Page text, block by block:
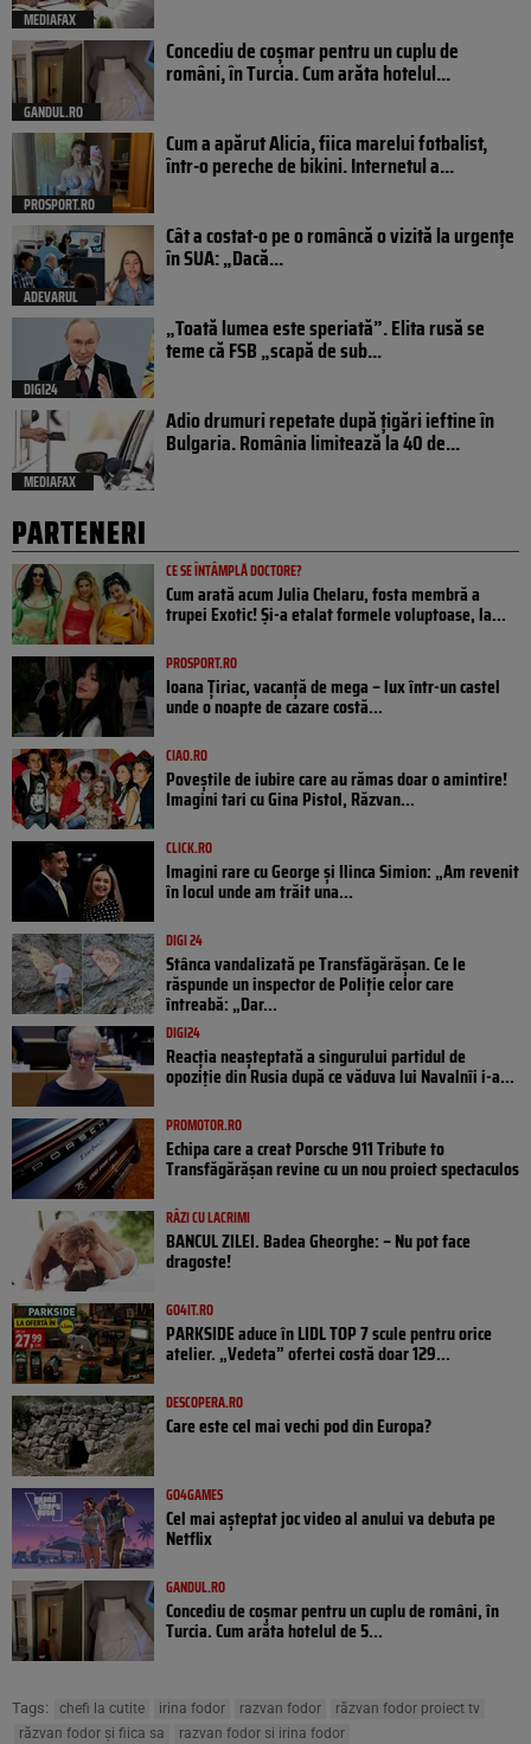
MEDIAFAX
GANDUL.RO
Concediu de coșmar pentru un cuplu de
români, în Turcia. Cum arăta hotelul...
PROSPORT.RO
Cum a apărut Alicia, fiica marelui fotbalist,
într-o pereche de bikini. Internetul a...
ADEVARUL
Cât a costat-o pe o româncă o vizită la urgențe
în SUA: „Dacă...
DIGI24
„Toată lumea este speriată”. Elita rusă se
teme că FSB „scapă de sub...
MEDIAFAX
Adio drumuri repetate după țigări ieftine în
Bulgaria. România limitează la 40 de...
PARTENERI
CE SE ÎNTÂMPLĂ DOCTORE?
Cum arată acum Julia Chelaru, fosta membră a
trupei Exotic! Și-a etalat formele voluptoase, la...
PROSPORT.RO
Ioana Țiriac, vacanță de mega – lux într-un castel
unde o noapte de cazare costă...
CIAO.RO
Poveştile de iubire care au rămas doar o amintire!
Imagini tari cu Gina Pistol, Răzvan...
CLICK.RO
Imagini rare cu George și Ilinca Simion: „Am revenit
în locul unde am trăit una...
DIGI 24
Stânca vandalizată pe Transfăgărășan. Ce le
răspunde un inspector de Poliție celor care
întreabă: „Dar...
DIGI24
Reacția neașteptată a singurului partidul de
opoziţie din Rusia după ce văduva lui Navalnîi i-a...
PROMOTOR.RO
Echipa care a creat Porsche 911 Tribute to
Transfăgărășan revine cu un nou proiect spectaculos
RÂZI CU LACRIMI
BANCUL ZILEI. Badea Gheorghe: – Nu pot face
dragoste!
GO4IT.RO
PARKSIDE aduce în LIDL TOP 7 scule pentru orice
atelier. „Vedeta” ofertei costă doar 129...
DESCOPERA.RO
Care este cel mai vechi pod din Europa?
GO4GAMES
Cel mai așteptat joc video al anului va debuta pe
Netflix
GANDUL.RO
Concediu de coșmar pentru un cuplu de români, în
Turcia. Cum arăta hotelul de 5...
Tags: chefi la cutite irina fodor razvan fodor
răzvan fodor proiect tv
răzvan fodor și fiica sa
razvan fodor si irina fodor